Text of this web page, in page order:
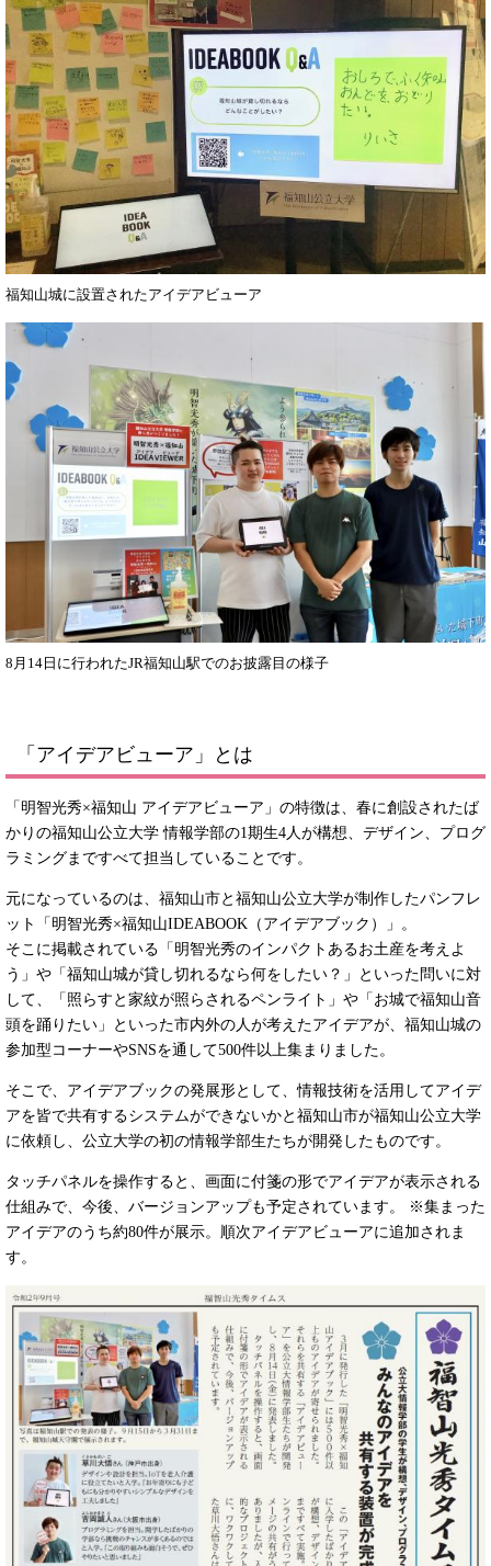
福知山城に設置されたアイデアビューア
8月14日に行われたJR福知山駅でのお披露目の様子
「アイデアビューア」とは
「明智光秀×福知山 アイデアビューア」の特徴は、春に創設されたば
かりの福知山公立大学 情報学部の1期生4人が構想、デザイン、プログ
ラミングまですべて担当していることです。
元になっているのは、福知山市と福知山公立大学が制作したパンフレ
ット「明智光秀×福知山IDEABOOK（アイデアブック）」。
そこに掲載されている「明智光秀のインパクトあるお土産を考えよ
う」や「福知山城が貸し切れるなら何をしたい？」といった問いに対
して、「照らすと家紋が照らされるペンライト」や「お城で福知山音
頭を踊りたい」といった市内外の人が考えたアイデアが、福知山城の
参加型コーナーやSNSを通して500件以上集まりました。
そこで、アイデアブックの発展形として、情報技術を活用してアイデ
アを皆で共有するシステムができないかと福知山市が福知山公立大学
に依頼し、公立大学の初の情報学部生たちが開発したものです。
タッチパネルを操作すると、画面に付箋の形でアイデアが表示される
仕組みで、今後、バージョンアップも予定されています。 ※集まった
アイデアのうち約80件が展示。順次アイデアビューアに追加されま
す。